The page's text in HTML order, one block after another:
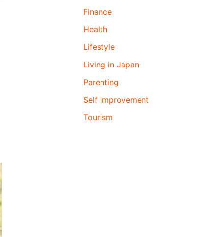
Finance
Health
Lifestyle
Living in Japan
Parenting
Self Improvement
Tourism